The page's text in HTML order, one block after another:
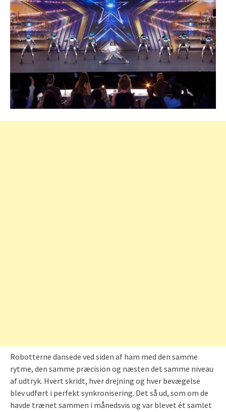
Robotterne dansede ved siden af ham med den samme
rytme, den samme præcision og næsten det samme niveau
af udtryk. Hvert skridt, hver drejning og hver bevægelse
blev udført i perfekt synkronisering. Det så ud, som om de
havde trænet sammen i månedsvis og var blevet ét samlet